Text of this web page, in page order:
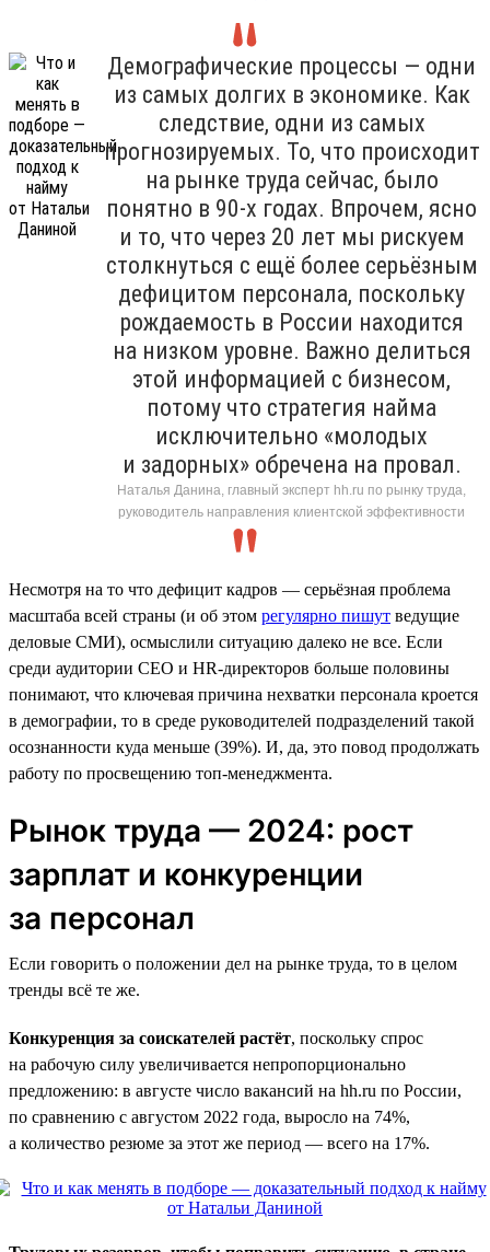
Демографические процессы — одни
из самых долгих в экономике. Как
следствие, одни из самых
прогнозируемых. То, что происходит
на рынке труда сейчас, было
понятно в 90-х годах. Впрочем, ясно
и то, что через 20 лет мы рискуем
столкнуться с ещё более серьёзным
дефицитом персонала, поскольку
рождаемость в России находится
на низком уровне. Важно делиться
этой информацией с бизнесом,
потому что стратегия найма
исключительно «молодых
и задорных» обречена на провал.
Наталья Данина, главный эксперт hh.ru по рынку труда,
руководитель направления клиентской эффективности
Несмотря на то что дефицит кадров — серьёзная проблема
масштаба всей страны (и об этом регулярно пишут ведущие
деловые СМИ), осмыслили ситуацию далеко не все. Если
среди аудитории СЕО и HR-директоров больше половины
понимают, что ключевая причина нехватки персонала кроется
в демографии, то в среде руководителей подразделений такой
осознанности куда меньше (39%). И, да, это повод продолжать
работу по просвещению топ-менеджмента.
Рынок труда — 2024: рост
зарплат и конкуренции
за персонал
Если говорить о положении дел на рынке труда, то в целом
тренды всё те же.
Конкуренция за соискателей растёт, поскольку спрос
на рабочую силу увеличивается непропорционально
предложению: в августе число вакансий на hh.ru по России,
по сравнению с августом 2022 года, выросло на 74%,
а количество резюме за этот же период — всего на 17%.